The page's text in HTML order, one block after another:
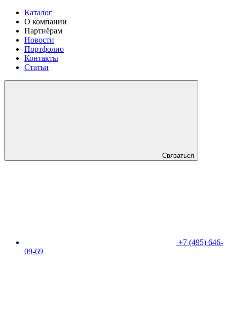
Каталог
О компании
Партнёрам
Новости
Портфолио
Контакты
Статьи
Связаться
+7 (495) 646-
09-69